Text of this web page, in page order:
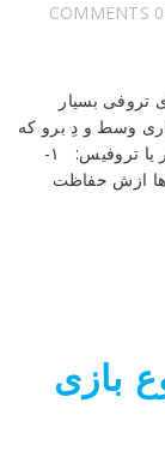
0 COMMENTS
بسیار
وسط و دِ برو که
رفتیم . نکات مهم در چیدن مپ های ترافی سیور یا تروفیس: ۱-
ها ازش حفاظت
بازی